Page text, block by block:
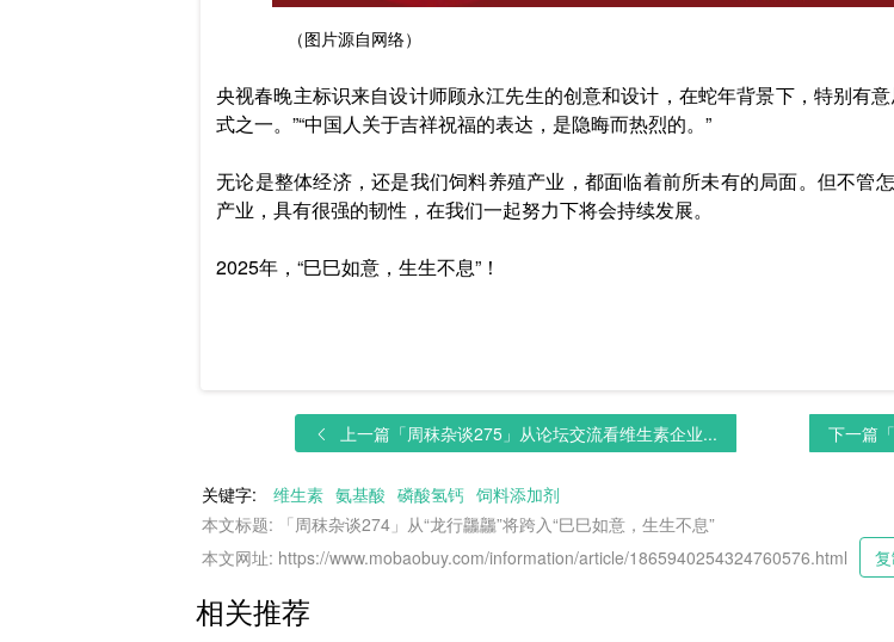
（图片源自网络）
央视春晚主标识来自设计师顾永江先生的创意和设计，在蛇年背景下，特别有
式之一。”“中国人关于吉祥祝福的表达，是隐晦而热烈的。”
无论是整体经济，还是我们饲料养殖产业，都面临着前所未有的局面。但不管
产业，具有很强的韧性，在我们一起努力下将会持续发展。
2025年，“巳巳如意，生生不息”！
上一篇「周秣杂谈275」从论坛交流看维生素企业... 下一篇
关键字: 维生素 氨基酸 磷酸氢钙 饲料添加剂
本文标题: 「周秣杂谈274」从“龙行龘龘”将跨入“巳巳如意，生生不息”
本文网址: https://www.mobaobuy.com/information/article/1865940254324760576.html
相关推荐